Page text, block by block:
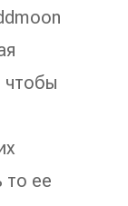
чтобы
то ее